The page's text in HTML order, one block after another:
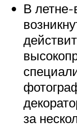
В летне-
за